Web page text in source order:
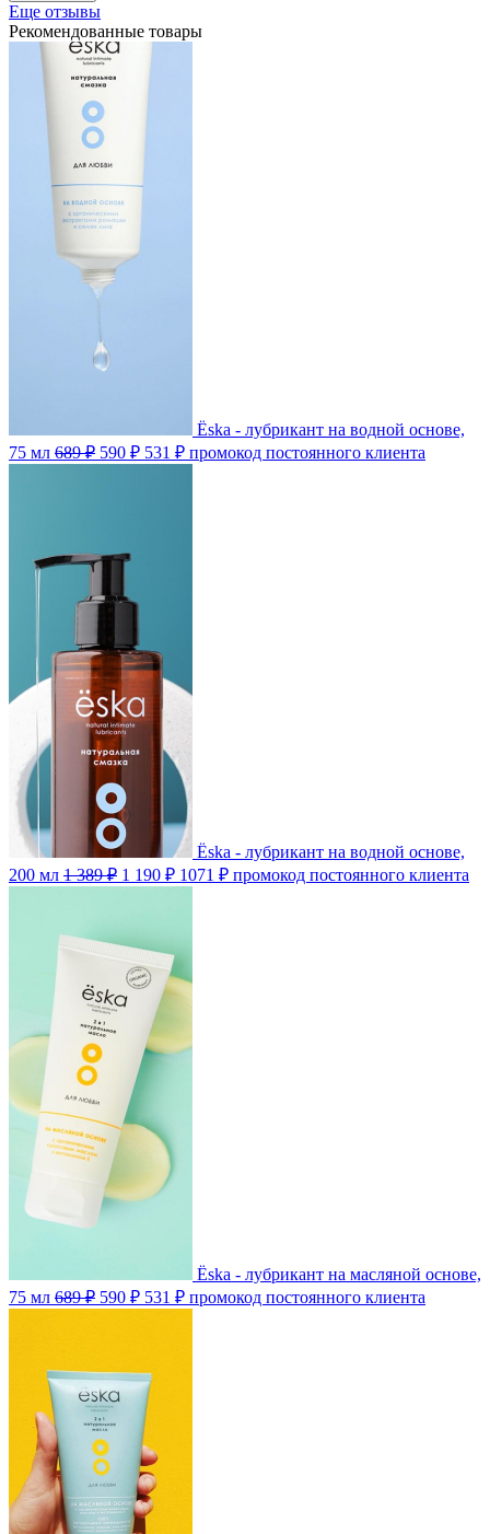
Еще отзывы
Рекомендованные товары
Ёska - лубрикант на водной основе,
75 мл 689 ₽ 590 ₽ 531 ₽ промокод постоянного клиента
Ёska - лубрикант на водной основе,
200 мл 1 389 ₽ 1 190 ₽ 1071 ₽ промокод постоянного клиента
Ёska - лубрикант на масляной основе,
75 мл 689 ₽ 590 ₽ 531 ₽ промокод постоянного клиента